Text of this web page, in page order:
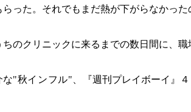
った。それでもまだ熱が下がらなかっ
のクリニックに来るまでの数日間に、
な"秋インフル"、
『週刊プレイボーイ』